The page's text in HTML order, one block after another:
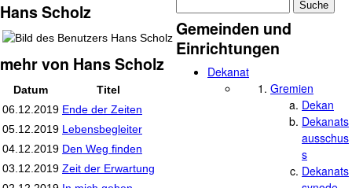
Hans Scholz
mehr von Hans Scholz
Datum
Titel
06.12.2019 Ende der Zeiten
05.12.2019 Lebensbegleiter
04.12.2019 Den Weg finden
03.12.2019 Zeit der Erwartung
Suchformular
Gemeinden und
Einrichtungen
Dekanat
Gremien
Dekan
Dekanats
ausschus
s
Dekanats